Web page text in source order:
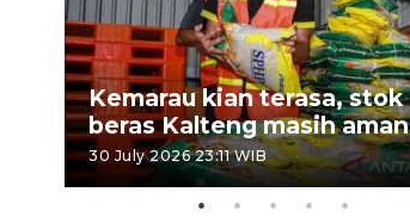
Kemarau kian terasa, stok
beras Kalteng masih aman
30 July 2026 23:11 WIB